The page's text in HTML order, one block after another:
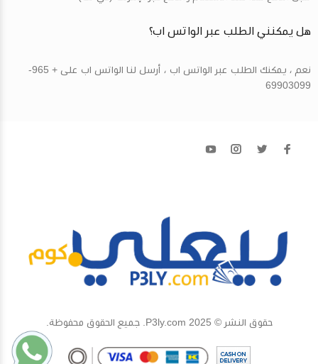
هل يمكنني الطلب عبر الواتس اب؟
نعم ، يمكنك الطلب عبر الواتس اب ، أرسل لنا الواتس اب على + 965-
69903099
حقوق النشر © 2025 P3ly.com. جميع الحقوق محفوظة.